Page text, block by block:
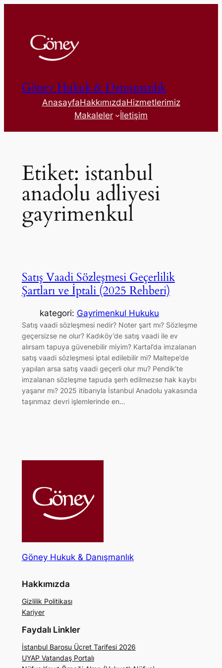
Göney Hukuk & Danışmanlık
AnasayfaHakkımızdaHizmetlerimiz
Makaleler
İletişim
Etiket: istanbul
anadolu adliyesi
gayrimenkul
Satış Vaadi Sözleşmesi Geçerlilik
Şartları ve İptali (2025 Rehberi)
kategori: Gayrimenkul Hukuku
Satış vaadi sözleşmesi nedir? Noter şart mı? Sözleşme
geçersizse ne olur? Kadıköy’de satış vaadi ile ev
alırsam tapuya güvenebilir miyim? Kartal’da imzalanan
satış vaadi sözleşmesi iptal edilebilir mi? Maltepe’de
yapılan arsa satış vaadi geçerli olur mu? Pendik’te
imzalanan sözleşme tapuda şerh edilmezse hak kaybı
yaşanır mı? 2025 itibarıyla İstanbul Anadolu yakasında
taşınmaz devri işlemlerinde en…
Göney Hukuk & Danışmanlık
Hakkımızda
Gizlilik Politikası
Kariyer
Faydalı Linkler
İstanbul Barosu Ücret Tarifesi 2026
UYAP Vatandaş Portalı